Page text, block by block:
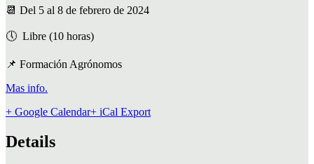
📆 Del 5 al 8 de febrero de 2024
🕔 Libre (10 horas)
📌 Formación Agrónomos
Mas info.
+ Google Calendar+ iCal Export
Details